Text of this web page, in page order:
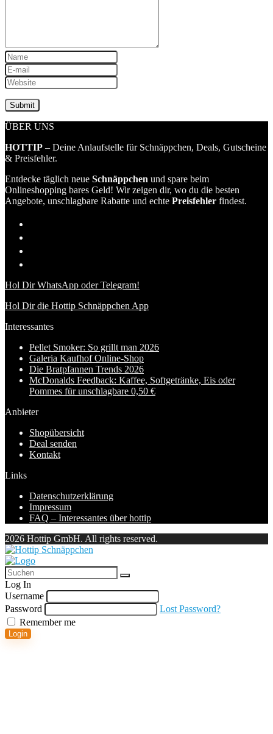
ÜBER UNS
HOTTIP – Deine Anlaufstelle für Schnäppchen, Deals, Gutscheine
& Preisfehler.
Entdecke täglich neue Schnäppchen und spare beim
Onlineshopping bares Geld! Wir zeigen dir, wo du die besten
Angebote, unschlagbare Rabatte und echte Preisfehler findest.
Hol Dir WhatsApp oder Telegram!
Hol Dir die Hottip Schnäppchen App
Interessantes
Pellet Smoker: So grillt man 2026
Galeria Kaufhof Online-Shop
Die Bratpfannen Trends 2026
McDonalds Feedback: Kaffee, Softgetränke, Eis oder
Pommes für unschlagbare 0,50 €
Anbieter
Shopübersicht
Deal senden
Kontakt
Links
Datenschutzerklärung
Impressum
FAQ – Interessantes über hottip
2026 Hottip GmbH. All rights reserved.
Log In
Username
Password
Lost Password?
Remember me
Login